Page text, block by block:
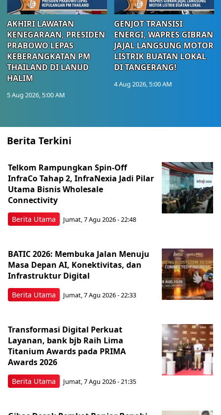
AKHIRI LAWATAN
KENEGARAAN, PRESIDEN
PRABOWO LEPAS
KEBERANGKATAN PM
THAILAND DI LANUD
HALIM
5 Aug 2026, 5:00 AM
GENJOT TRANSISI
ENERGI, WAPRES GIBRAN
JAJAL LANGSUNG MOTOR
LISTRIK BUATAN LOKAL
DI TANGERANG!
4 Aug 2026, 5:00 AM
Berita Terkini
Berita Utama
Telkom Rampungkan Spin-Off
InfraCo Tahap 2, InfraNexia Jadi Pilar
Utama Bisnis Wholesale
Connectivity
Jumat, 7 Agu 2026 - 22:48
Berita Utama
BATIC 2026: Membuka Jalan Menuju
Masa Depan AI, Konektivitas, dan
Infrastruktur Digital
Jumat, 7 Agu 2026 - 22:33
Berita Utama
Transformasi Digital Perkuat
Layanan, bank bjb Raih Lima
Titanium Awards pada PRIMA
Awards 2026
Jumat, 7 Agu 2026 - 21:35